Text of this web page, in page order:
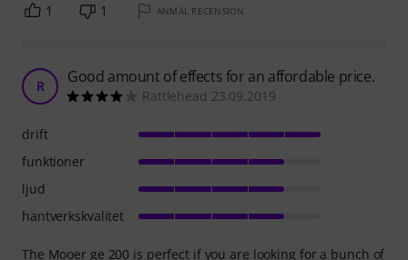
1 1 ANMÄL RECENSION
R Good amount of effects for an affordable price.
Rattlehead 23.09.2019
The Mooer ge 200 is perfect if you are looking for a bunch of
drift
funktioner
ljud
hantverkskvalitet